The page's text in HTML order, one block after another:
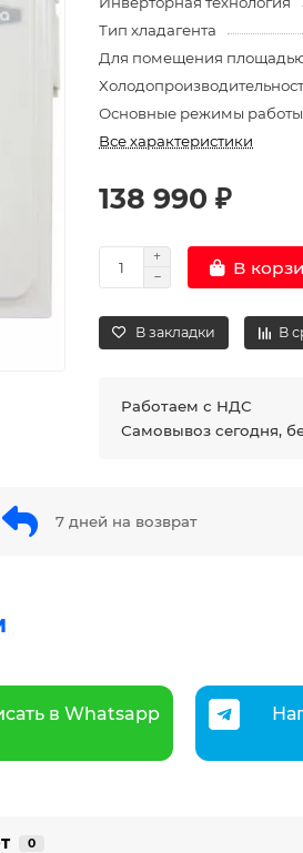
Тип хладагента
Для помещения
Основные режимы работы
Все характеристики
138 990 ₽
В
В закладки В
Работаем с НДС
Самовывоз сегодня,
7 дней на возврат
в Whatsapp
0